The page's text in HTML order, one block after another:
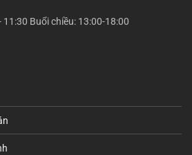
11:30 Buổi chiều: 13:00-18:00